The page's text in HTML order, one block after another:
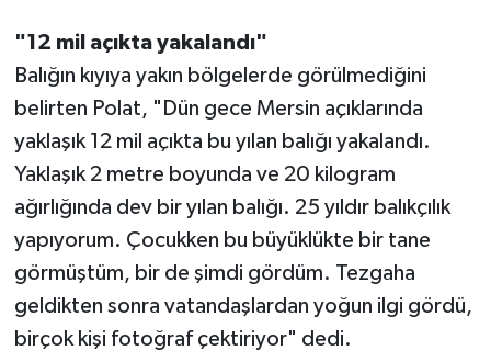
"12 mil açıkta yakalandı"
Balığın kıyıya yakın bölgelerde görülmediğini
belirten Polat, "Dün gece Mersin açıklarında
yaklaşık 12 mil açıkta bu yılan balığı yakalandı.
Yaklaşık 2 metre boyunda ve 20 kilogram
ağırlığında dev bir yılan balığı. 25 yıldır balıkçılık
yapıyorum. Çocukken bu büyüklükte bir tane
görmüştüm, bir de şimdi gördüm. Tezgaha
geldikten sonra vatandaşlardan yoğun ilgi gördü,
birçok kişi fotoğraf çektiriyor" dedi.